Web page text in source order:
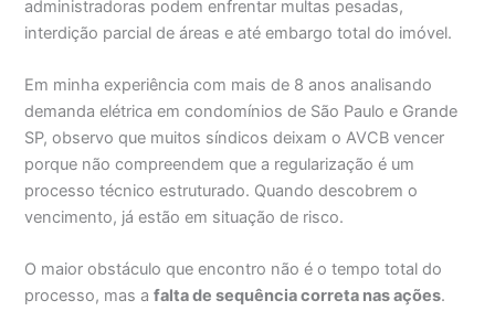
administradoras podem enfrentar multas pesadas,
interdição parcial de áreas e até embargo total do imóvel.
Em minha experiência com mais de 8 anos analisando
demanda elétrica em condomínios de São Paulo e Grande
SP, observo que muitos síndicos deixam o AVCB vencer
porque não compreendem que a regularização é um
processo técnico estruturado. Quando descobrem o
vencimento, já estão em situação de risco.
O maior obstáculo que encontro não é o tempo total do
processo, mas afalta de sequência correta nas ações.